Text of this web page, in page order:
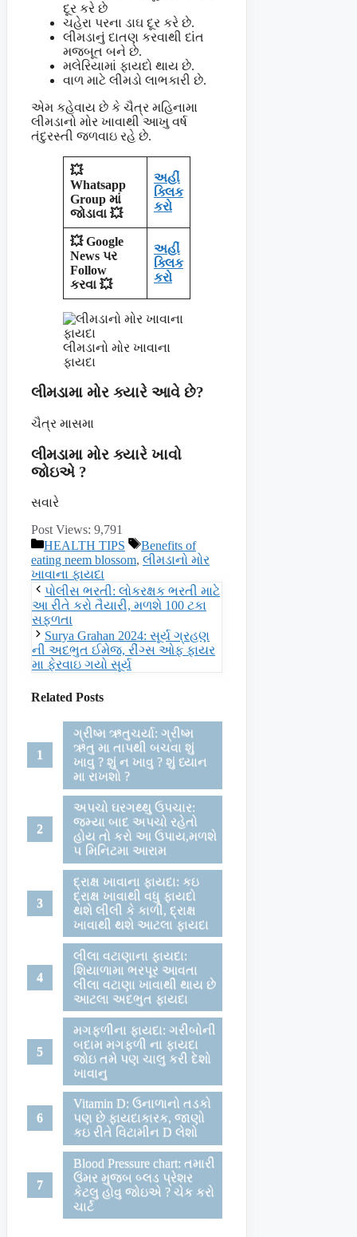
દૂર કરે છે
ચહેરા પરના ડાઘ દૂર કરે છે.
લીમડાનું દાતણ કરવાથી દાંત
મજબૂત બને છે.
મલેરિયામાં ફાયદો થાય છે.
વાળ માટે લીમડો લાભકારી છે.
એમ કહેવાય છે કે ચૈત્ર મહિનામા
લીમડાનો મોર ખાવાથી આખુ વર્ષ
તંદુરસ્તી જળવાઇ રહે છે.
💥
Whatsapp
Group માં
જોડાવા 💥
અહીં
ક્લિક
કરો
💥 Google
News પર
Follow
કરવા 💥
અહીં
ક્લિક
કરો
લીમડાનો મોર ખાવાના
ફાયદા
લીમડામા મોર ક્યારે આવે છે?
ચૈત્ર માસમા
લીમડામા મોર ક્યારે ખાવો
જોઇએ ?
સવારે
Post Views: 9,791
Categories
HEALTH TIPS Tags
Benefits of
eating neem blossom, લીમડાનો મોર
ખાવાના ફાયદા
પોલીસ ભરતી: લોકરક્ષક ભરતી માટે
આ રીતે કરો તૈયારી, મળશે 100 ટકા
સફળતા
Surya Grahan 2024: સૂર્ય ગ્રહણ
ની અદભુત ઈમેજ, રીંગ્સ ઓફ ફાયર
મા ફેરવાઇ ગયો સૂર્ય
Related Posts
ગ્રીષ્મ ઋતુચર્યા: ગ્રીષ્મ
ઋતુ મા તાપથી બચવા શું
ખાવુ ? શું ન ખાવુ ? શું ધ્યાન
મા રાખશો ?
અપચો ઘરગથ્થુ ઉપચાર:
જમ્યા બાદ અપચો રહેતો
હોય તો કરો આ ઉપાય,મળશે
૫ મિનિટમા આરામ
દ્રાક્ષ ખાવાના ફાયદા: કઇ
દ્રાક્ષ ખાવાથી વધુ ફાયદો
થશે લીલી કે કાળી, દ્રાક્ષ
ખાવાથી થશે આટલા ફાયદા
લીલા વટાણાના ફાયદા:
શિયાળામા ભરપૂર આવતા
લીલા વટાણા ખાવાથી થાય છે
આટલા અદભુત ફાયદા
મગફળીના ફાયદા: ગરીબોની
બદામ મગફળી ના ફાયદા
જોઇ તમે પણ ચાલુ કરી દેશો
ખાવાનુ
Vitamin D: ઉનાળાનો તડકો
પણ છે ફાયદાકારક, જાણો
કઇ રીતે વિટામીન D લેશો
Blood Pressure chart: તમારી
ઉંમર મુજબ બ્લડ પ્રેશર
કેટલુ હોવુ જોઇએ ? ચેક કરો
ચાર્ટ